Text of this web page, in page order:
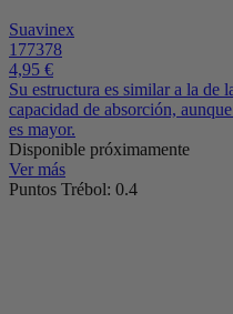
Suavinex
177378
4,95 €
Su estructura es similar a la de
capacidad de absorción,
es mayor.
Disponible próximamente
Ver más
Puntos Trébol: 0.4